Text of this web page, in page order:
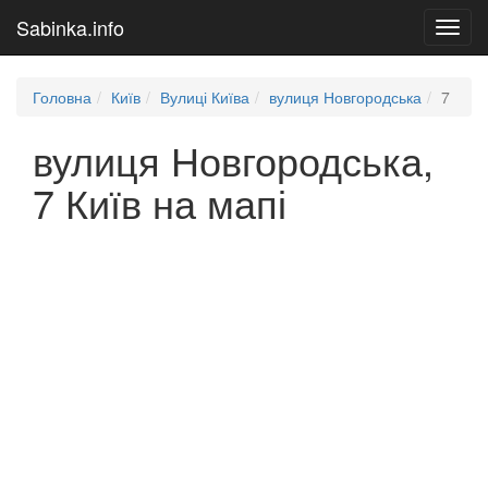
Sabinka.info
Головна Київ Вулиці Київа вулиця Новгородська 7
вулиця Новгородська,
7 Київ на мапі